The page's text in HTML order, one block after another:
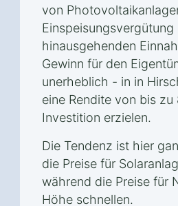
von
hinausgehenden
Gewinn für den
unerheblich - in in
eine Rendite von bis
Investition erzielen.
Die Tendenz ist hier
die Preise für
während die Preise für
Höhe schnellen.